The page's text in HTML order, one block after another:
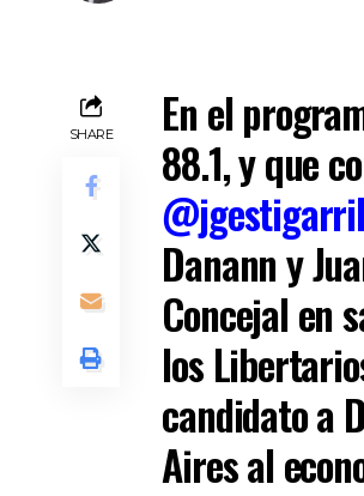
SHARE En el
88.1, y que
Danann y
Concejal en
los
candidato a
Aires al